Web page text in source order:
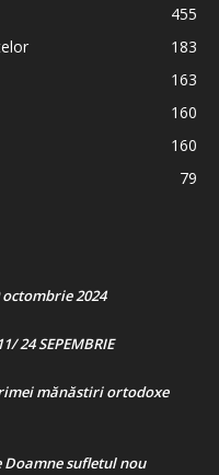
455
183
163
160
160
79
2024
24 SEPEMBRIE
mănăstiri ortodoxe
Doamne sufletul nou